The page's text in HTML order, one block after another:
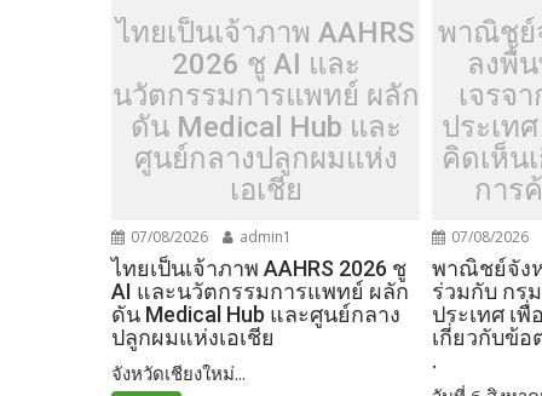
ไทยเป็นเจ้าภาพ AAHRS
2026 ชู AI และ
นวัตกรรมการแพทย์ ผลัก
ดัน Medical Hub และ
ศูนย์กลางปลูกผมแห่ง
เอเชีย
07/08/2026 admin1
ไทยเป็นเจ้าภาพ AAHRS 2026 ชู
AI และนวัตกรรมการแพทย์ ผลัก
ดัน Medical Hub และศูนย์กลาง
ปลูกผมแห่งเอเชีย
จังหวัดเชียงใหม่...
พาณิชย์
ลงพื้
เจรจ
ประเท
คิดเห็น
การ
07/08/2026
พาณิชย์จัง
ร่วมกับ กร
ประเทศ เ
เกี่ยวกับข้อ
.